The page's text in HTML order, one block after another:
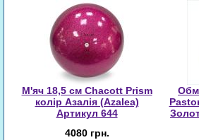
М'яч 18,5 см Chacott Prism
колір Азалія (Azalea)
Артикул 644
4080 грн.